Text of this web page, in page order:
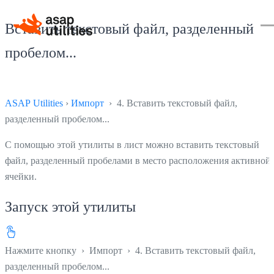
Вставить текстовый файл, разделенный
пробелом...
ASAP Utilities › Импорт › 4. Вставить текстовый файл,
разделенный пробелом...
С помощью этой утилиты в лист можно вставить текстовый
файл, разделенный пробелами в место расположения активной
ячейки.
Запуск этой утилиты
Нажмите кнопку › Импорт › 4. Вставить текстовый файл,
разделенный пробелом...